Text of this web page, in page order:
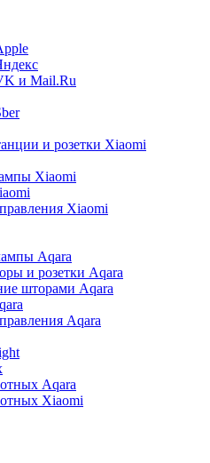
и Mail.Ru
и розетки Xiaomi
Xiaomi
Xiaomi
Aqara
и розетки Aqara
шторами Aqara
Aqara
Aqara
Xiaomi